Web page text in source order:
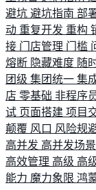
避坑 避坑指南 部
动 重复开发 重构
接 门店管理 门槛
熔断 隐藏难度 随
团级 集团统一 集
店 零基础 非程序
试 页面搭建 项目
颠覆 风口 风险规
高并发 高并发场
高效管理 高级 高
能力 魔力象限 鸿